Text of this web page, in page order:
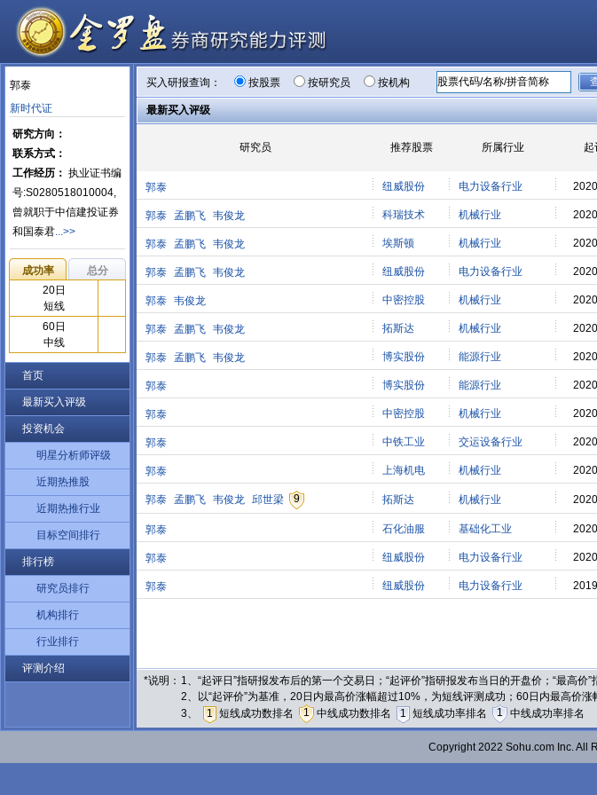
郭泰
新时代证
研究方向：
联系方式：
工作经历： 执业证书编
号:S0280518010004,
曾就职于中信建投证券
和国泰君...>>
成功率
总分
20日
短线
60日
中线
首页
最新买入评级
投资机会
明星分析师评级
近期热推股
近期热推行业
目标空间排行
排行榜
研究员排行
机构排行
行业排行
评测介绍
买入研报查询： 按股票 按研究员 按机构
最新买入评级
研究员 推荐股票 所属行业 起
郭泰 纽威股份 电力设备行业
郭泰 孟鹏飞 韦俊龙 科瑞技术 机械行业
郭泰 孟鹏飞 韦俊龙 埃斯顿 机械行业
郭泰 孟鹏飞 韦俊龙 纽威股份 电力设备行业
郭泰 韦俊龙 中密控股 机械行业
郭泰 孟鹏飞 韦俊龙 拓斯达 机械行业
郭泰 孟鹏飞 韦俊龙 博实股份 能源行业
郭泰 博实股份 能源行业
郭泰 中密控股 机械行业
郭泰 中铁工业 交运设备行业
郭泰 上海机电 机械行业
郭泰 孟鹏飞 韦俊龙 邱世梁 9 拓斯达 机械行业
郭泰 石化油服 基础化工业
郭泰 纽威股份 电力设备行业
郭泰 纽威股份 电力设备行业
*说明： 1、“起评日”指研报发布后的第一个交易日；“起评价”指研报发布当日的开盘价；“最高价
2、以“起评价”为基准，20日内最高价涨幅超过10%，为短线评测成功；60日内最高价涨
3、
1 短线成功数排名 1 中线成功数排名 1 短线成功率排名 1 中线成功率排名
Copyright 2022 Sohu.com Inc. All